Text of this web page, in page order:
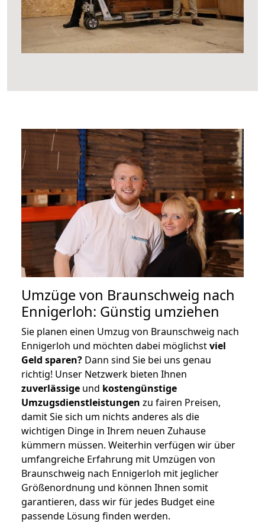
Umzüge von Braunschweig nach
Ennigerloh: Günstig umziehen
Sie planen einen Umzug von Braunschweig nach
Ennigerloh und möchten dabei möglichstviel
Geld sparen? Dann sind Sie bei uns genau
richtig! Unser Netzwerk bieten Ihnen
zuverlässige und kostengünstige
Umzugsdienstleistungen zu fairen Preisen,
damit Sie sich um nichts anderes als die
wichtigen Dinge in Ihrem neuen Zuhause
kümmern müssen. Weiterhin verfügen wir über
umfangreiche Erfahrung mit Umzügen von
Braunschweig nach Ennigerloh mit jeglicher
Größenordnung und können Ihnen somit
garantieren, dass wir für jedes Budget eine
passende Lösung finden werden.